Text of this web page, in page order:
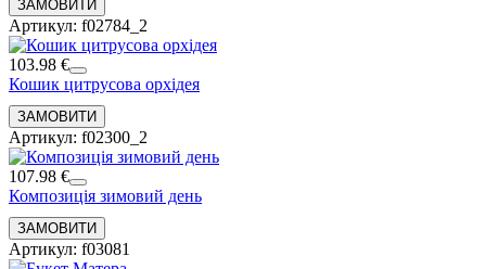
Артикул: f02784_2
103.98 €
Кошик цитрусова орхідея
Артикул: f02300_2
107.98 €
Композиція зимовий день
Артикул: f03081